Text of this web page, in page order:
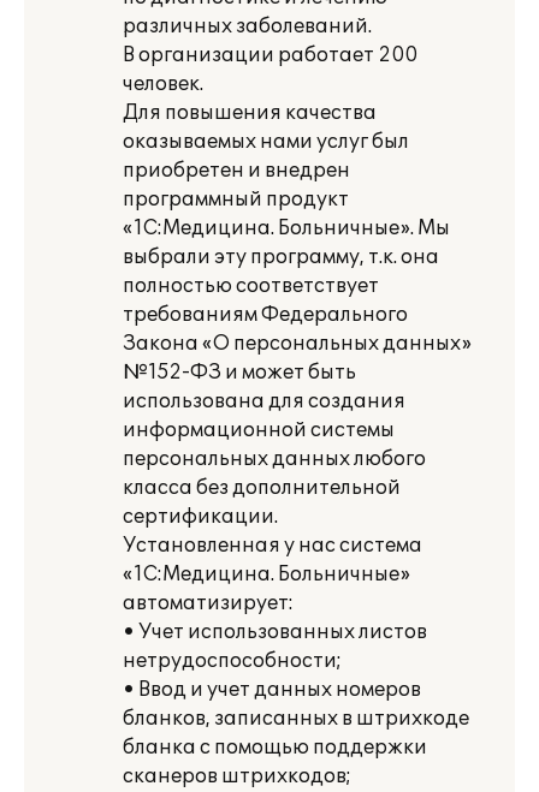
различных заболеваний.
В организации работает 200
человек.
Для повышения качества
оказываемых нами услуг был
приобретен и внедрен
программный продукт
«1С:Медицина. Больничные». Мы
выбрали эту программу, т.к. она
полностью соответствует
требованиям Федерального
Закона «О персональных данных»
№152-ФЗ и может быть
использована для создания
информационной системы
персональных данных любого
класса без дополнительной
сертификации.
Установленная у нас система
«1С:Медицина. Больничные»
автоматизирует:
• Учет использованных листов
нетрудоспособности;
• Ввод и учет данных номеров
бланков, записанных в штрихкоде
бланка с помощью поддержки
сканеров штрихкодов;